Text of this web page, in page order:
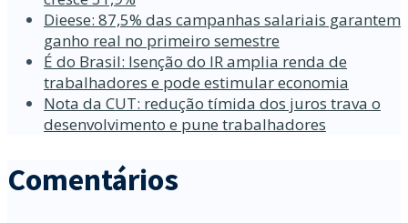
Dieese: 87,5% das campanhas salariais garantem
ganho real no primeiro semestre
É do Brasil: Isenção do IR amplia renda de
trabalhadores e pode estimular economia
Nota da CUT: redução tímida dos juros trava o
desenvolvimento e pune trabalhadores
Comentários